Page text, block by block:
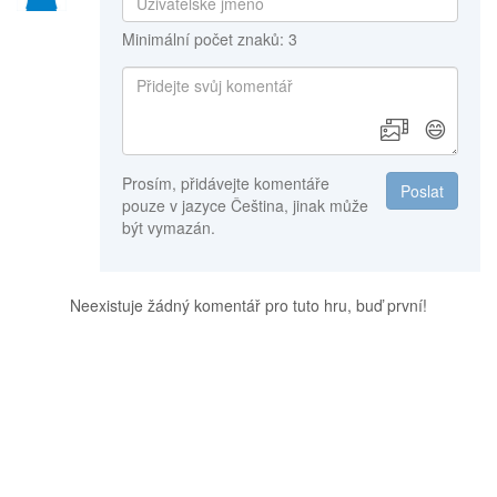
Minimální počet znaků: 3
😄
Poslat
Prosím, přidávejte komentáře
pouze v jazyce Čeština, jinak může
být vymazán.
Neexistuje žádný komentář pro tuto hru, buď první!